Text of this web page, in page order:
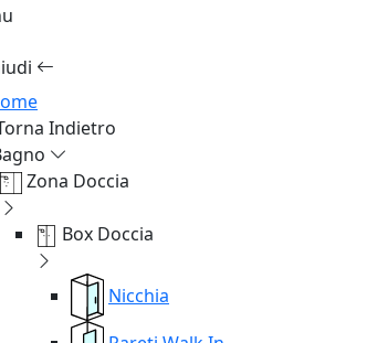
Indietro
Zona Doccia
Box Doccia
Nicchia